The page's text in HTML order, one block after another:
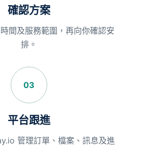
確認方案
間及服務範圍，再向你確認安
排。
03
平台跟進
管理訂單、檔案、訊息及進